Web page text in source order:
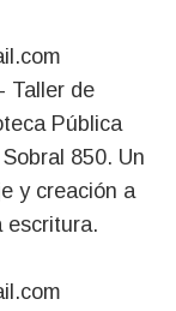
Taller de
Pública
850. Un
y creación a
escritura.